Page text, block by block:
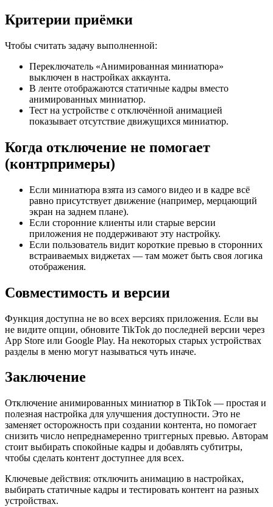
Критерии приёмки
Чтобы считать задачу выполненной:
Переключатель «Анимированная миниатюра»
выключен в настройках аккаунта.
В ленте отображаются статичные кадры вместо
анимированных миниатюр.
Тест на устройстве с отключённой анимацией
показывает отсутствие движущихся миниатюр.
Когда отключение не помогает
(контрпримеры)
Если миниатюра взята из самого видео и в кадре всё
равно присутствует движение (например, мерцающий
экран на заднем плане).
Если сторонние клиенты или старые версии
приложения не поддерживают эту настройку.
Если пользователь видит короткие превью в сторонних
встраиваемых виджетах — там может быть своя логика
отображения.
Совместимость и версии
Функция доступна не во всех версиях приложения. Если вы
не видите опции, обновите TikTok до последней версии через
App Store или Google Play. На некоторых старых устройствах
разделы в меню могут называться чуть иначе.
Заключение
Отключение анимированных миниатюр в TikTok — простая и
полезная настройка для улучшения доступности. Это не
заменяет осторожность при создании контента, но помогает
снизить число непреднамеренно триггерных превью. Авторам
стоит выбирать спокойные кадры и добавлять субтитры,
чтобы сделать контент доступнее для всех.
Ключевые действия: отключить анимацию в настройках,
выбирать статичные кадры и тестировать контент на разных
устройствах.